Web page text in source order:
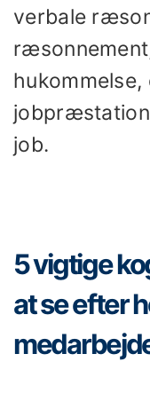
verbale
job.
5 vigtige
at se efter